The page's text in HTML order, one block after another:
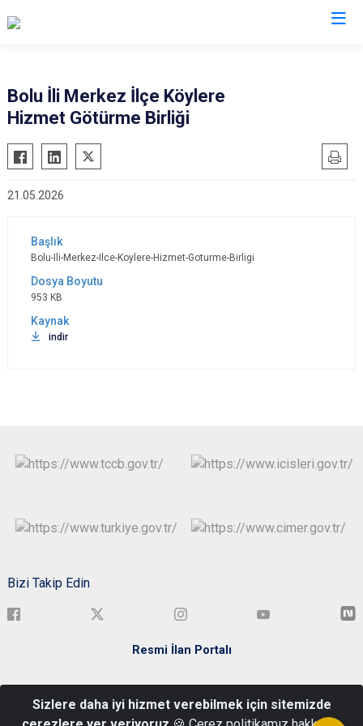
Bolu İli Merkez İlçe Köylere
Hizmet Götürme Birliği
21.05.2026
Bolu-Ili-Merkez-Ilce-Koylere-Hizmet-Goturme-Birligi
953 KB
indir
Bizi Takip Edin
Resmi İlan Portalı
No:3 Merkez/BARTIN
Sizlere daha iyi hizmet verebilmek için sitemizde